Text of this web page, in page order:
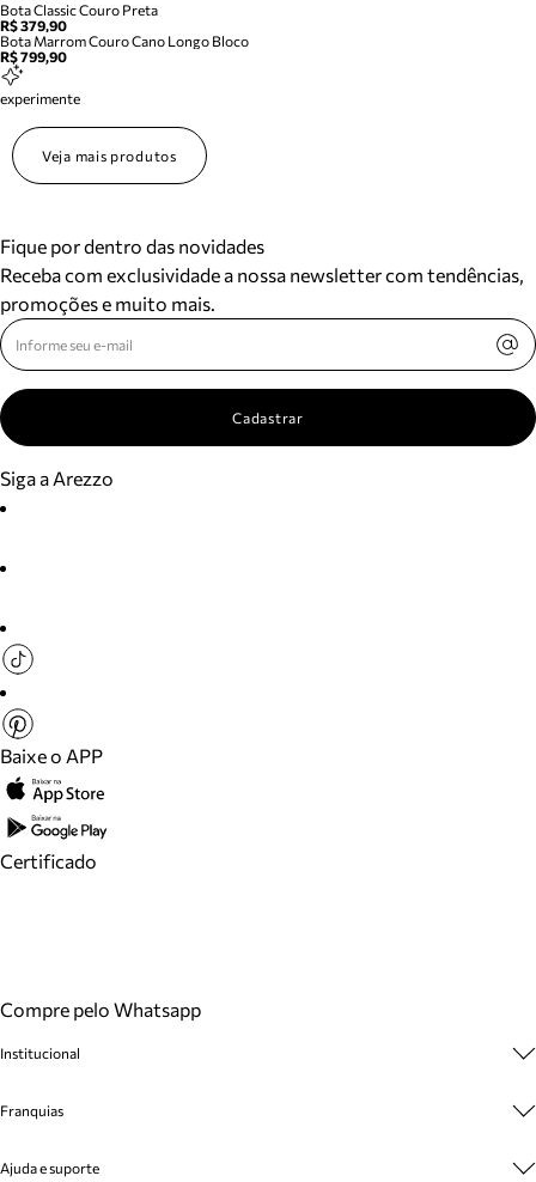
Bota Classic Couro Preta
R$ 379,90
Bota Marrom Couro Cano Longo Bloco
R$ 799,90
experimente
Veja mais produtos
Fique por dentro das novidades
Receba com exclusividade a nossa newsletter com tendências,
promoções e muito mais.
Cadastrar
Siga a Arezzo
Baixe o APP
Certificado
Compre pelo Whatsapp
Institucional
Cashback
Franquias
Ajuda e suporte